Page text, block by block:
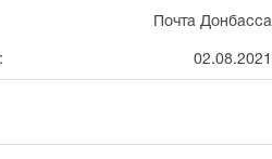
Почта Донбасса
02.08.2021